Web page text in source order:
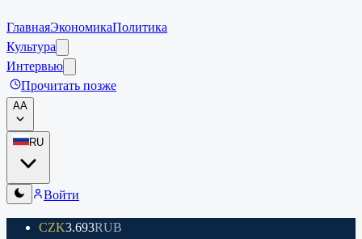
ГлавнаяЭкономикаПолитика
Культура
Интервью
Прочитать позже
AA
RU
Войти
CZK3.693RUB